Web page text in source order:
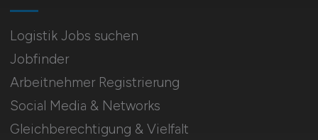
Logistik Jobs suchen
Jobfinder
Arbeitnehmer Registrierung
Social Media & Networks
Gleichberechtigung & Vielfalt